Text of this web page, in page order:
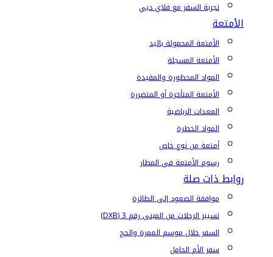
تجربة السفر مع فلاي دبي
الأمتعة
الأمتعة المحمولة باليد
الأمتعة المسجلة
المواد المحظورة والمقيدة
الأمتعة المتأخرة أو المتضررة
المعدات الرياضية
المواد الخطرة
أمتعة من نوع خاص
رسوم الأمتعة في المطار
روابط ذات صلة
موافقة الصعود إلى الطائرة
تسيير الرحلات من المبنى رقم 3 (DXB)
السفر خلال موسم العمرة والحج
سفر الأم الحامل